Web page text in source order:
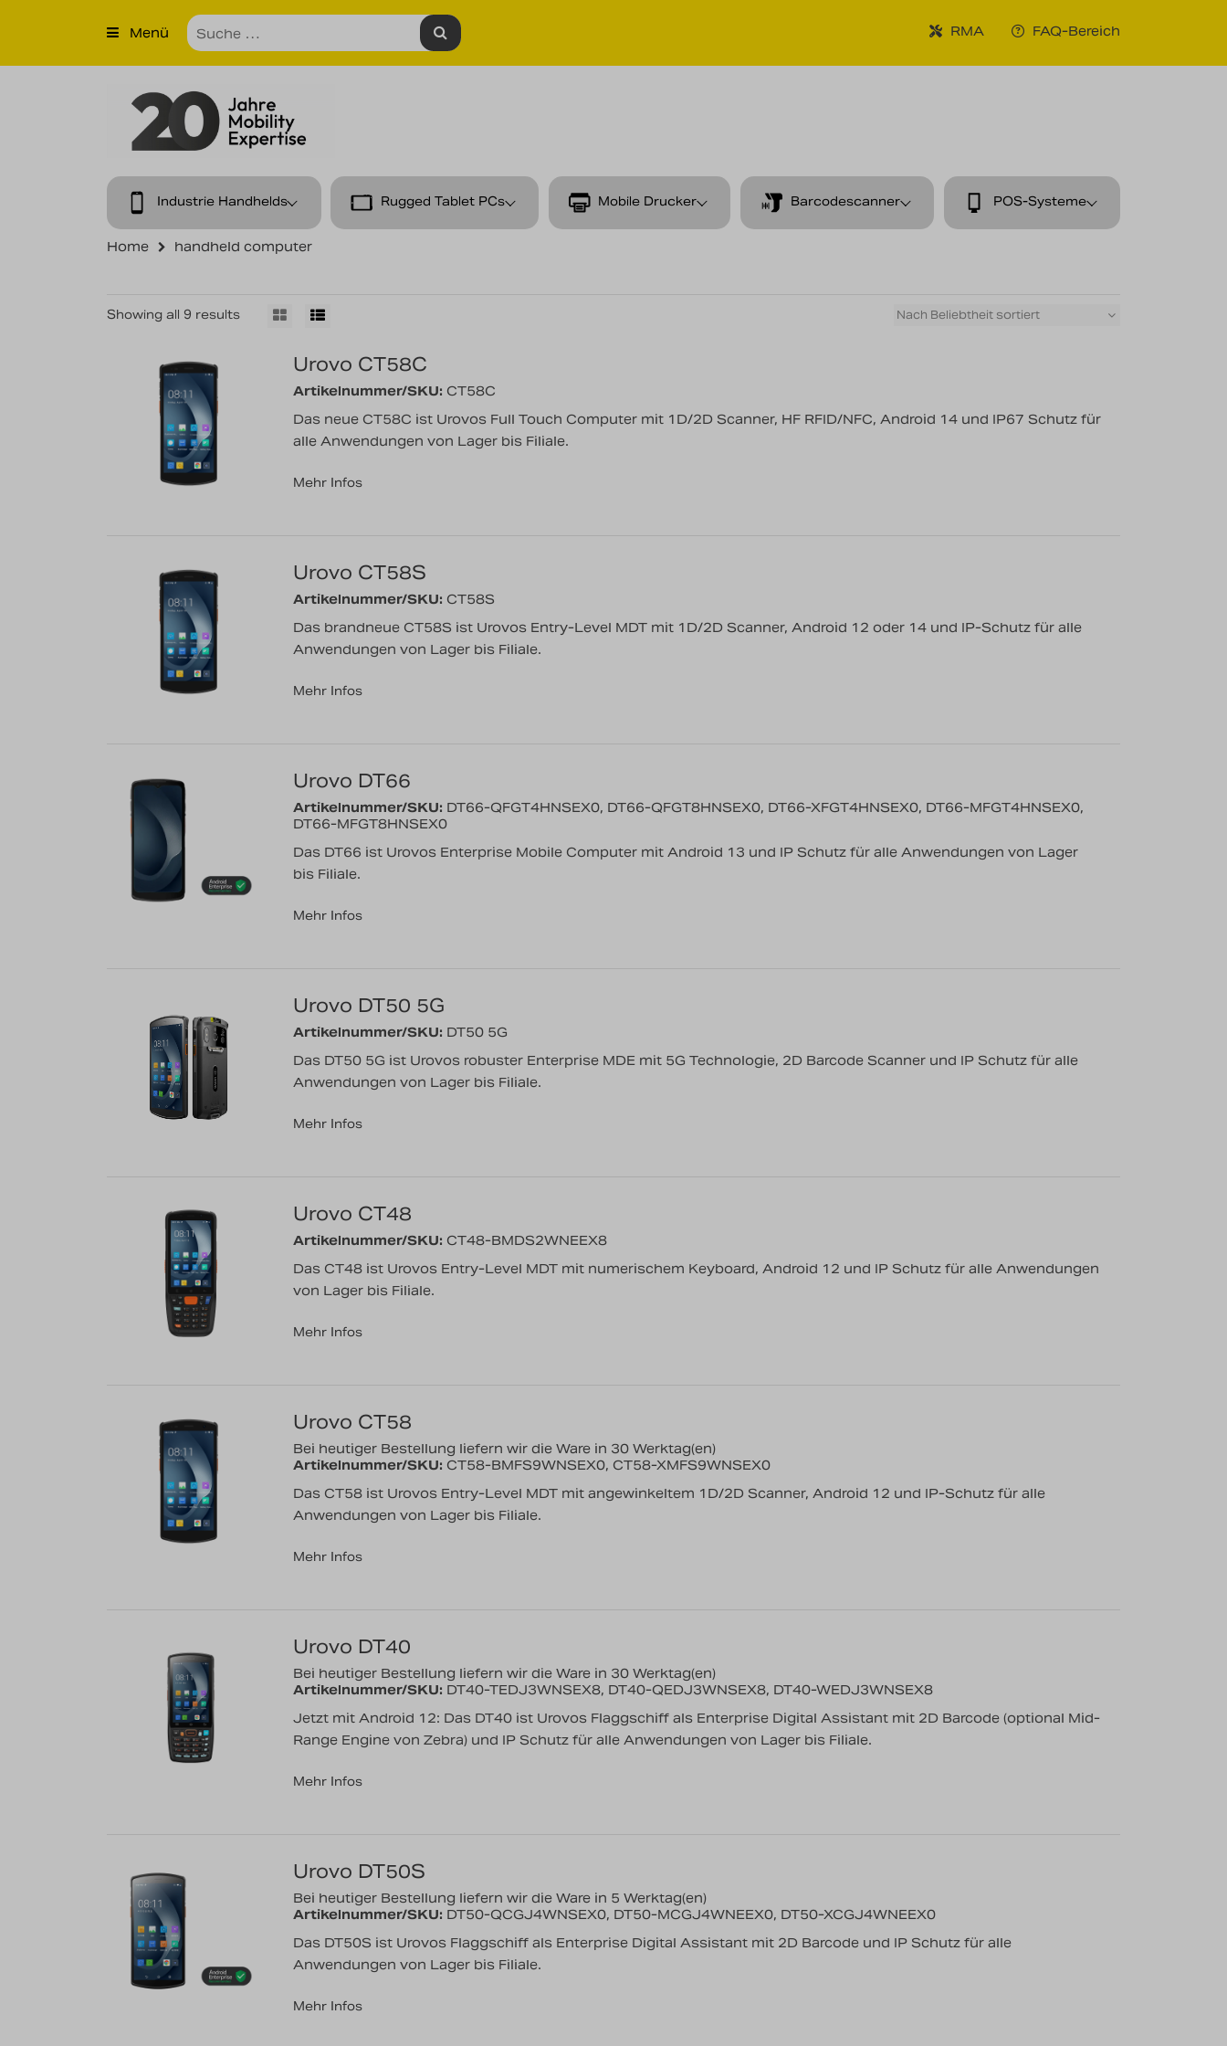
×
Unsere Leistungen
Menü RMA FAQ-Bereich
Industrie Handhelds Rugged Tablet PCs Mobile Drucker Barcodescanner POS-Systeme
Home handheld computer
Showing all 9 results
Urovo CT58C
Artikelnummer/SKU: CT58C
Das neue CT58C ist Urovos Full Touch Computer mit 1D/2D Scanner, HF RFID/NFC, Android 14 und IP67 Schutz für
alle Anwendungen von Lager bis Filiale.
Mehr Infos
Urovo CT58S
Artikelnummer/SKU: CT58S
Das brandneue CT58S ist Urovos Entry-Level MDT mit 1D/2D Scanner, Android 12 oder 14 und IP-Schutz für alle
Anwendungen von Lager bis Filiale.
Mehr Infos
Urovo DT66
Artikelnummer/SKU: DT66-QFGT4HNSEX0, DT66-QFGT8HNSEX0, DT66-XFGT4HNSEX0, DT66-MFGT4HNSEX0,
DT66-MFGT8HNSEX0
Das DT66 ist Urovos Enterprise Mobile Computer mit Android 13 und IP Schutz für alle Anwendungen von Lager
bis Filiale.
Mehr Infos
Urovo DT50 5G
Artikelnummer/SKU: DT50 5G
Das DT50 5G ist Urovos robuster Enterprise MDE mit 5G Technologie, 2D Barcode Scanner und IP Schutz für alle
Anwendungen von Lager bis Filiale.
Mehr Infos
Urovo CT48
Artikelnummer/SKU: CT48-BMDS2WNEEX8
Das CT48 ist Urovos Entry-Level MDT mit numerischem Keyboard, Android 12 und IP Schutz für alle Anwendungen
von Lager bis Filiale.
Mehr Infos
Urovo CT58
Bei heutiger Bestellung liefern wir die Ware in 30 Werktag(en)
Artikelnummer/SKU: CT58-BMFS9WNSEX0, CT58-XMFS9WNSEX0
Das CT58 ist Urovos Entry-Level MDT mit angewinkeltem 1D/2D Scanner, Android 12 und IP-Schutz für alle
Anwendungen von Lager bis Filiale.
Mehr Infos
Urovo DT40
Bei heutiger Bestellung liefern wir die Ware in 30 Werktag(en)
Artikelnummer/SKU: DT40-TEDJ3WNSEX8, DT40-QEDJ3WNSEX8, DT40-WEDJ3WNSEX8
Jetzt mit Android 12: Das DT40 ist Urovos Flaggschiff als Enterprise Digital Assistant mit 2D Barcode (optional Mid-
Range Engine von Zebra) und IP Schutz für alle Anwendungen von Lager bis Filiale.
Mehr Infos
Urovo DT50S
Bei heutiger Bestellung liefern wir die Ware in 5 Werktag(en)
Artikelnummer/SKU: DT50-QCGJ4WNSEX0, DT50-MCGJ4WNEEX0, DT50-XCGJ4WNEEX0
Das DT50S ist Urovos Flaggschiff als Enterprise Digital Assistant mit 2D Barcode und IP Schutz für alle
Anwendungen von Lager bis Filiale.
Mehr Infos